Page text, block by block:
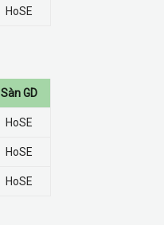
HoSE
Sàn GD
HoSE
HoSE
HoSE